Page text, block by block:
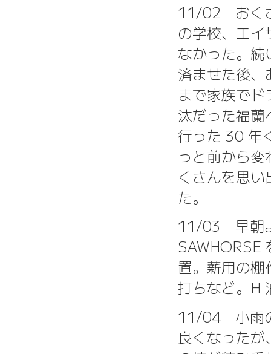
11/02 おく
の学校、エ
なかった。
済ませた後
まで家族で
汰だった福
行った 30 年
っと前から
くさんを思
た。
11/03 早朝
SAWHORSE
置。薪用の
打ちなど。H
11/04 小雨
良くなった